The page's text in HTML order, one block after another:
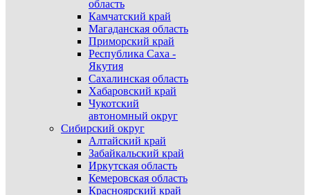
область
Камчатский край
Магаданская область
Приморский край
Республика Саха -
Якутия
Сахалинская область
Хабаровский край
Чукотский
автономный округ
Сибирский округ
Алтайский край
Забайкальский край
Иркутская область
Кемеровская область
Красноярский край